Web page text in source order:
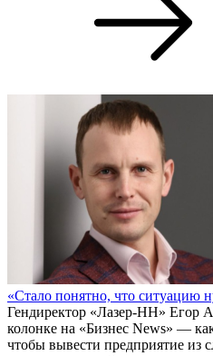
«Стало понятно, что ситуацию
Гендиректор «Лазер-НН» Егор
колонке на «Бизнес News» —
чтобы вывести предприятие из